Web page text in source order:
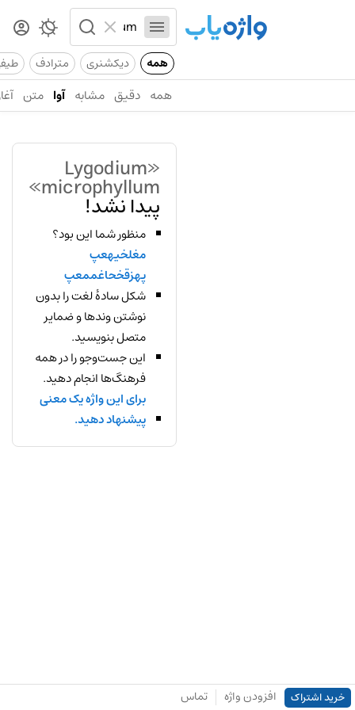
همه دیکشنری مترادف
همه دقیق مشابه آوا متن
«Lygodium
microphyllum»
پیدا نشد!
منظور شما این بود؟
مغلخیهعپ
پهزقخحاغممعپ
شکل سادهٔ لغت را بدون
نوشتن وندها و ضمایر
متصل بنویسید.
این جست‌وجو را در همه
فرهنگ‌ها انجام دهید.
برای این واژه یک معنی
پیشنهاد دهید.
خرید اشتراک افزودن واژه تماس